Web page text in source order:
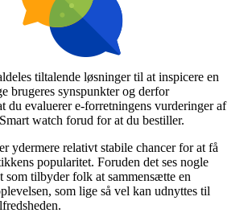
tiltalende løsninger til at inspicere en
brugeres synspunkter og derfor
du evaluerer e-forretningens vurderinger af
watch forud for at du bestiller.
ydermere relativt stabile chancer for at få
popularitet. Foruden det ses nogle
som tilbyder folk at sammensætte en
som lige så vel kan udnyttes til